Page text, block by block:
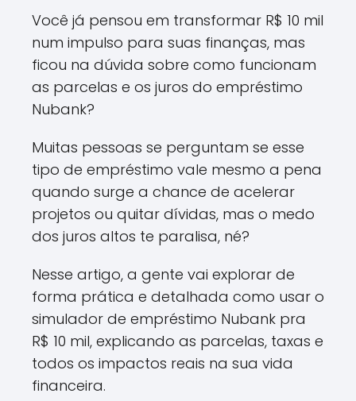
Você já pensou em transformar R$ 10 mil
num impulso para suas finanças, mas
ficou na dúvida sobre como funcionam
as parcelas e os juros do empréstimo
Nubank?
Muitas pessoas se perguntam se esse
tipo de empréstimo vale mesmo a pena
quando surge a chance de acelerar
projetos ou quitar dívidas, mas o medo
dos juros altos te paralisa, né?
Nesse artigo, a gente vai explorar de
forma prática e detalhada como usar o
simulador de empréstimo Nubank pra
R$ 10 mil, explicando as parcelas, taxas e
todos os impactos reais na sua vida
financeira.